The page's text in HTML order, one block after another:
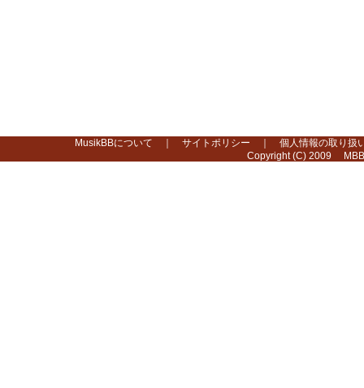
MusikBBについて サイトポリシー
個人情報の取り扱
Copyright (C) 2009